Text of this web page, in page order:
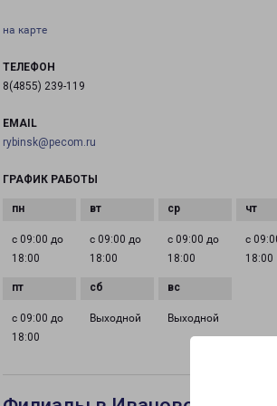
на карте
ТЕЛЕФОН
8(4855) 239-119
EMAIL
rybinsk@pecom.ru
ГРАФИК РАБОТЫ
с 09:00 до
18:00
с 09:00 до
18:00
с 09:00 до
18:00
с
18:00
с 09:00 до
18:00
Выходной Выходной